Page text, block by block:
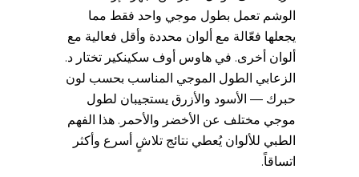
الوشم تعمل بطول موجي واحد فقط مما
يجعلها فعّالة مع ألوان محددة وأقل فعالية مع
ألوان أخرى. في هاوس أوف سكينكير تختار د.
الزعابي الطول الموجي المناسب بحسب لون
حبرك — الأسود والأزرق يستجيبان لطول
موجي مختلف عن الأخضر والأحمر. هذا الفهم
الطبي للألوان يُعطي نتائج تلاشٍ أسرع وأكثر
اتساقاً.